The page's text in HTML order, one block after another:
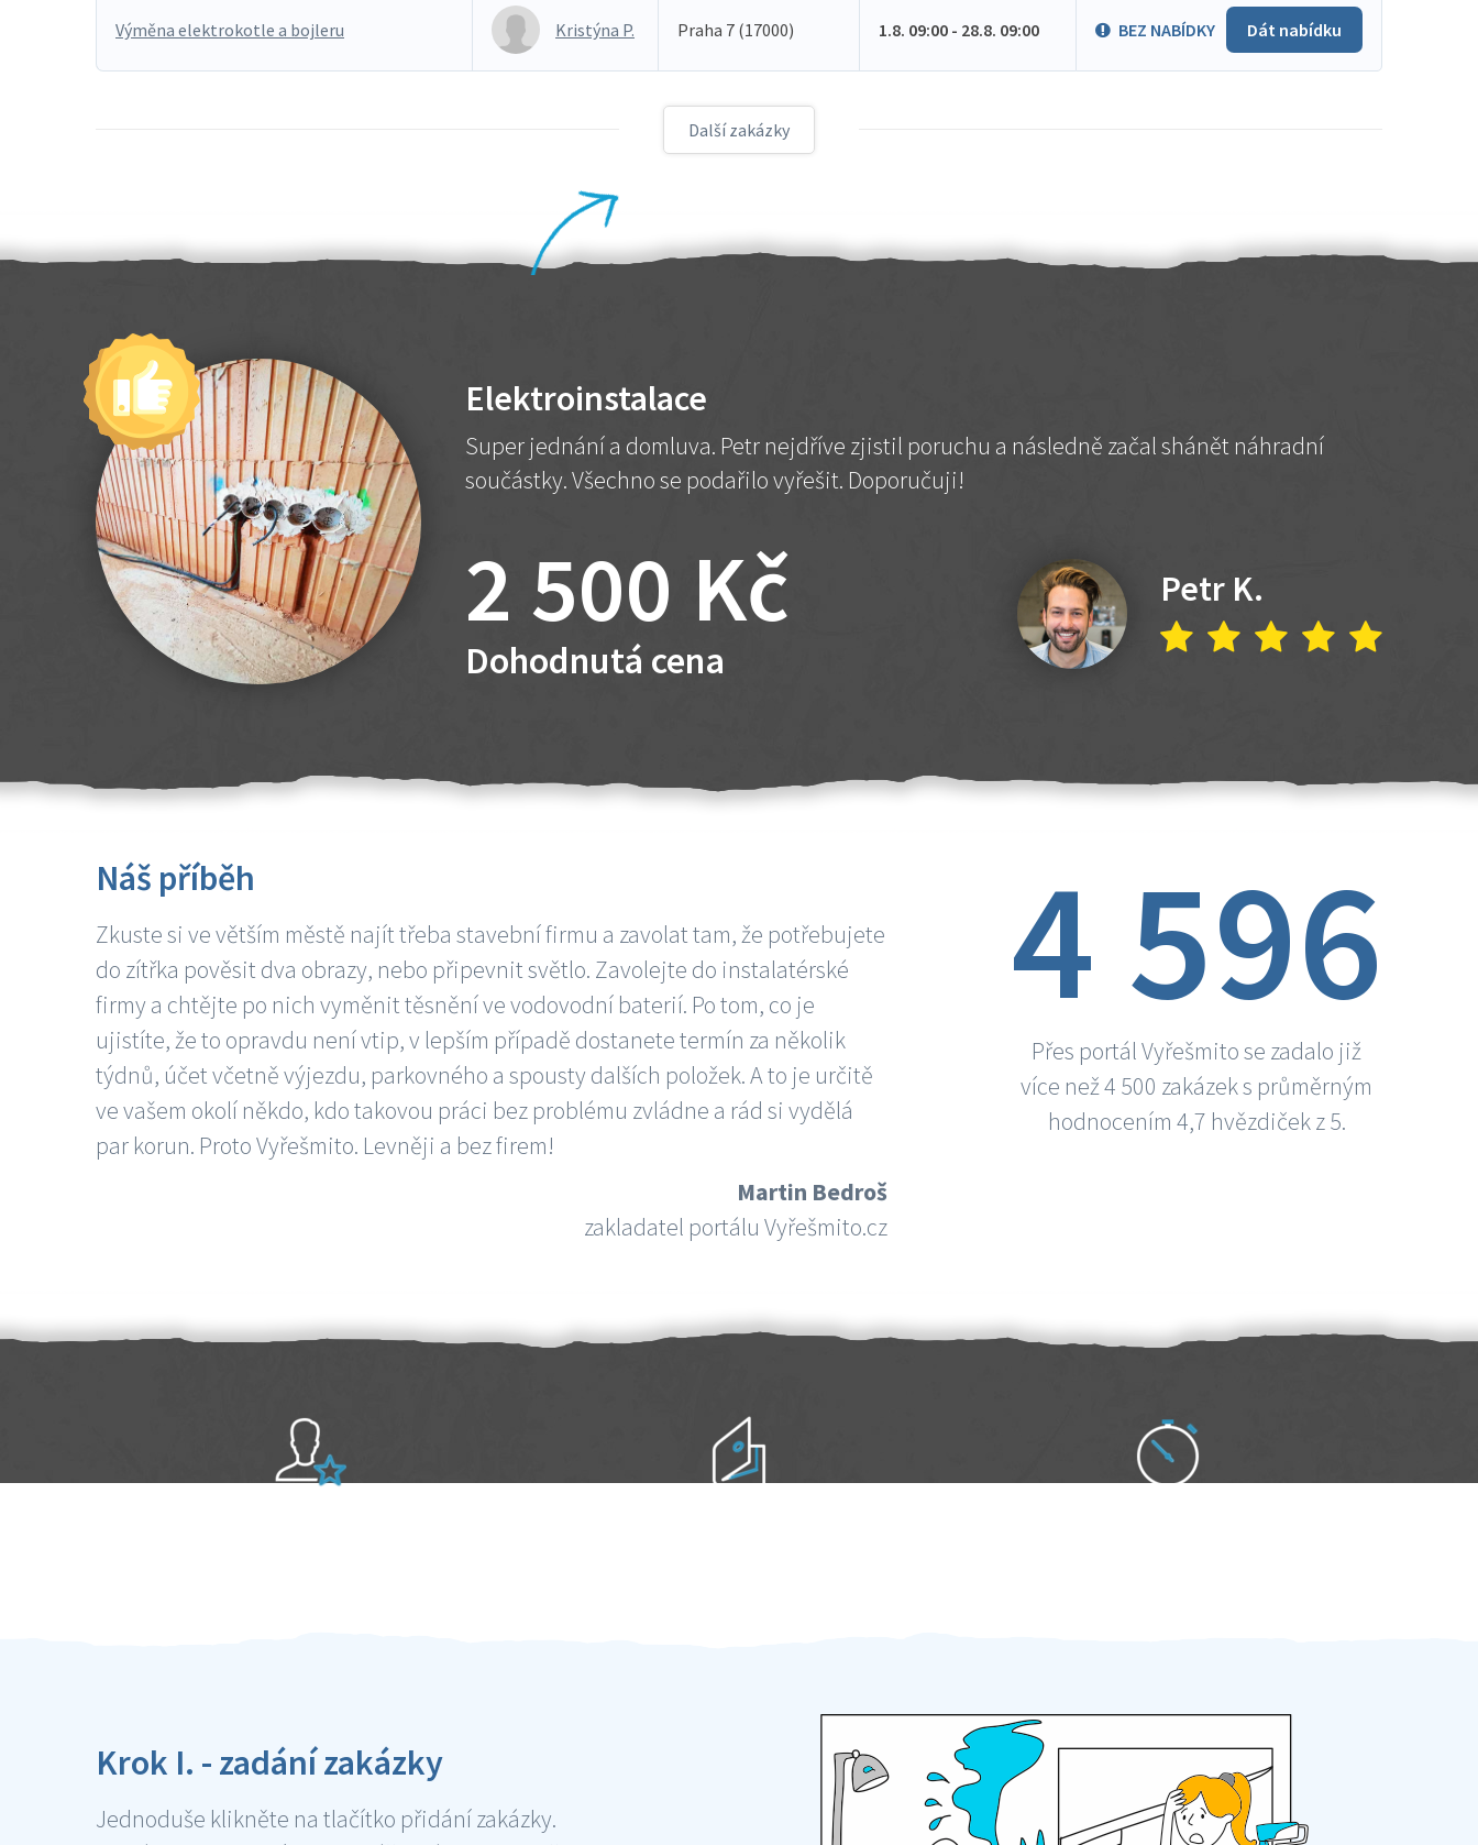
Výměna elektrokotle a bojleru Kristýna P. Praha 7 (17000) 1.8. 09:00 - 28.8. 09:00 BEZ NABÍDKY Dát nabídku
Další zakázky
Elektroinstalace
Super jednání a domluva. Petr nejdříve zjistil poruchu a následně začal shánět náhradní
součástky. Všechno se podařilo vyřešit. Doporučuji!
2 500 Kč
Dohodnutá cena
Petr K.
Náš příběh
Zkuste si ve větším městě najít třeba stavební firmu a zavolat tam, že potřebujete
do zítřka pověsit dva obrazy, nebo připevnit světlo. Zavolejte do instalatérské
firmy a chtějte po nich vyměnit těsnění ve vodovodní baterií. Po tom, co je
ujistíte, že to opravdu není vtip, v lepším případě dostanete termín za několik
týdnů, účet včetně výjezdu, parkovného a spousty dalších položek. A to je určitě
ve vašem okolí někdo, kdo takovou práci bez problému zvládne a rád si vydělá
par korun. Proto Vyřešmito. Levněji a bez firem!
Martin Bedroš
zakladatel portálu Vyřešmito.cz
4 596
Přes portál Vyřešmito se zadalo již
více než 4 500 zakázek s průměrným
hodnocením 4,7 hvězdiček z 5.
Krok I. - zadání zakázky
Jednoduše klikněte na tlačítko přidání zakázky.